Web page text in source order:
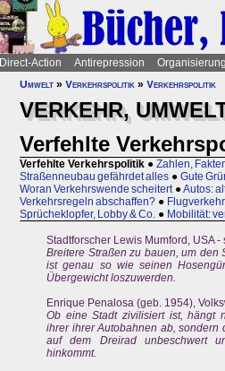
Direct-Action Antirepression Organisierung
Umwelt » Verkehrspolitik » Verkehrspolitik
VERKEHR,
Verfehlte
Verfehlte Verkehrspolitik ● Zahlen,
Straßenneubau gefährdet alles ● Gute
Woran Verkehrswende scheitert ●Autos:
Verkehrsregeln abschaffen? ● Flugverkehr
Sprücheklopfer, Lobby & Co. ● Mobilität:
Stadtforscher Lewis Mumford, USA -
Breitere Straßen zu bauen, um den
ist genau so wie seinen
Übergewicht loszuwerden.
Enrique Penalosa (geb. 1954),
Ob eine Stadt zivilisiert ist, hängt
ihrer ihrer Autobahnen ab, sondern
auf dem Dreirad unbeschwert
hinkommt.